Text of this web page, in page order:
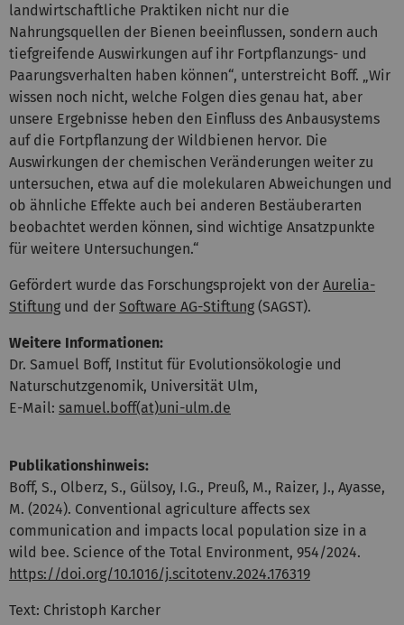
landwirtschaftliche Praktiken nicht nur die
Nahrungsquellen der Bienen beeinflussen, sondern auch
tiefgreifende Auswirkungen auf ihr Fortpflanzungs- und
Paarungsverhalten haben können“, unterstreicht Boff. „Wir
wissen noch nicht, welche Folgen dies genau hat, aber
unsere Ergebnisse heben den Einfluss des Anbausystems
auf die Fortpflanzung der Wildbienen hervor. Die
Auswirkungen der chemischen Veränderungen weiter zu
untersuchen, etwa auf die molekularen Abweichungen und
ob ähnliche Effekte auch bei anderen Bestäuberarten
beobachtet werden können, sind wichtige Ansatzpunkte
für weitere Untersuchungen.“
Gefördert wurde das Forschungsprojekt von der Aurelia-
Stiftung und der Software AG-Stiftung (SAGST).
Weitere Informationen:
Dr. Samuel Boff, Institut für Evolutionsökologie und
Naturschutzgenomik, Universität Ulm,
E-Mail: samuel.boff(at)uni-ulm.de
Publikationshinweis:
Boff, S., Olberz, S., Gülsoy, I.G., Preuß, M., Raizer, J., Ayasse,
M. (2024). Conventional agriculture affects sex
communication and impacts local population size in a
wild bee. Science of the Total Environment, 954/2024.
https://doi.org/10.1016/j.scitotenv.2024.176319
Text: Christoph Karcher